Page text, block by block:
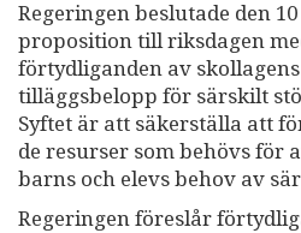
Regeringen beslutade den
proposition till riksdagen
förtydliganden av
tilläggsbelopp för särskilt
Syftet är att säkerställa att
de resurser som behövs för
barns och elevs behov av
Regeringen föreslår